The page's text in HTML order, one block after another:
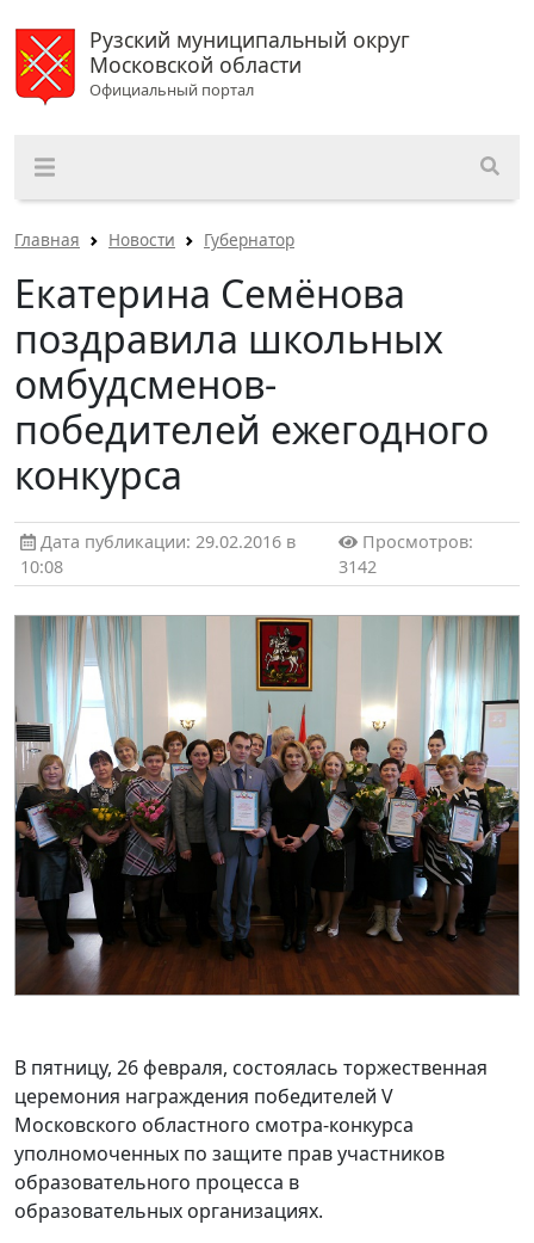
Рузский муниципальный округ
Московской области
Официальный портал
Главная Новости Губернатор
Екатерина Семёнова
поздравила школьных
омбудсменов-
победителей ежегодного
конкурса
Дата публикации: 29.02.2016 в
10:08
Просмотров:
3142
В пятницу, 26 февраля, состоялась торжественная
церемония награждения победителей V
Московского областного смотра-конкурса
уполномоченных по защите прав участников
образовательного процесса в
образовательных организациях.